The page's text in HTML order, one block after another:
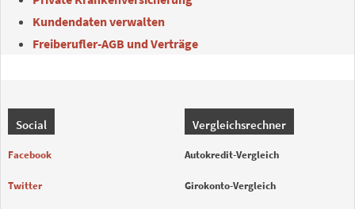
Kundendaten verwalten
Freiberufler-AGB und Verträge
Social
Facebook
Twitter
Vergleichsrechner
Autokredit-Vergleich
Girokonto-Vergleich